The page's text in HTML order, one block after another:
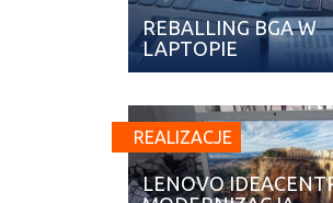
REBALLING BGA W
LAPTOPIE
REALIZACJE
LENOVO